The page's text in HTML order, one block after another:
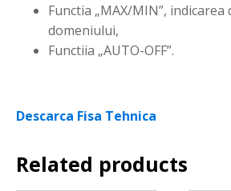
Functia „MAX/MIN”, indicarea
domeniului,
Functiia „AUTO-OFF”.
Descarca Fisa Tehnica
Related products